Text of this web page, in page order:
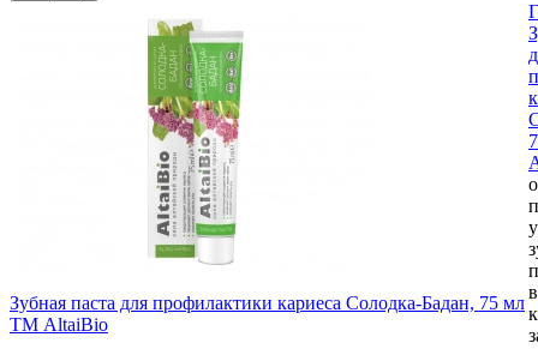
Зубная паста для профилактики кариеса Солодка-Бадан, 75 мл
ТМ AltaiBio